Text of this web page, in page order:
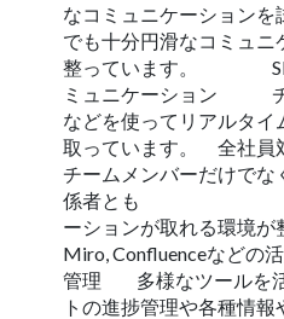
なコミュニケーション
でも十分円滑なコミュ
整っています。
ミュニケーション チ
などを使ってリアルタ
取っています。 全社員
チームメンバーだけでな
係者とも スム
ーションが取れる環
Miro, Confluenceなどの
管理 多様なツールを活
トの進捗管理や各種情